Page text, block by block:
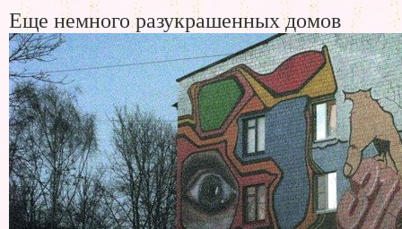
Еще немного разукрашенных домов